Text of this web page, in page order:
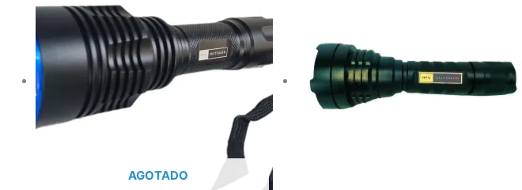
AGOTADO